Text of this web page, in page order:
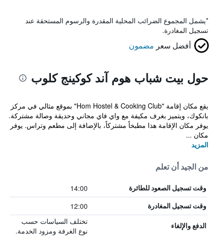
*يشمل المجموع الضرائب المحلية المقدرة والرسوم المستحقة عند
تسجيل المغادرة.
أفضل سعر مضمون
حول بيت شباب هوم آند كوكينج كلوب
يقع مكان إقامة "Hom Hostel & Cooking Club" بموقع مثالي في مركز
بانكوك، ويتميز بغرف مكيفة مع واي فاي مجاني وحديقة وصالة مشتركة.
يوفر مكان الإقامة هذا مطبخاً مشتركاً، بالإضافة إلى مطعم وتراس. يوفر
مكان ...
المزيد
من الجيد أن تعلم
وقت تسجيل الصعود للطائرة 14:00
وقت تسجيل المغادرة 12:00
الدفع والإلغاء
تختلف السياسات حسب
نوع الغرفة ومزود الخدمة.